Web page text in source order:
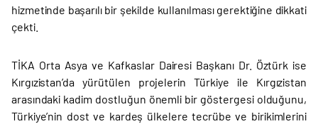
hizmetinde başarılı bir şekilde kullanılması gerektiğine dikkati
çekti.
TİKA Orta Asya ve Kafkaslar Dairesi Başkanı Dr. Öztürk ise
Kırgızistan’da yürütülen projelerin Türkiye ile Kırgızistan
arasındaki kadim dostluğun önemli bir göstergesi olduğunu,
Türkiye’nin dost ve kardeş ülkelere tecrübe ve birikimlerini